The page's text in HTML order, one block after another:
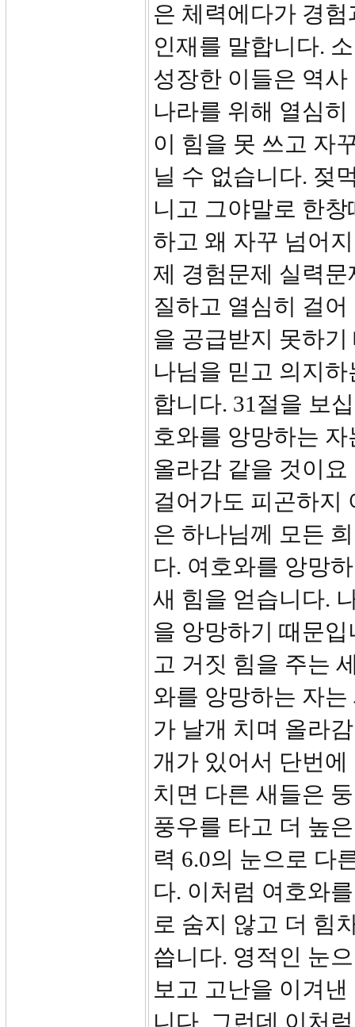
은 체력에다가 경
인재를 말합니다.
성장한 이들은 역
나라를 위해 열심
이 힘을 못 쓰고 자
닐 수 없습니다. 젖
니고 그야말로 한
하고 왜 자꾸 넘어
제 경험문제 실력
질하고 열심히 걸
을 공급받지 못하
나님을 믿고 의지
합니다. 31절을 보
호와를 앙망하는
올라감 같을 것이
걸어가도 피곤하지
은 하나님께 모든
다. 여호와를 앙망
새 힘을 얻습니다.
을 앙망하기 때문
고 거짓 힘을 주는
와를 앙망하는 자
가 날개 치며 올라
개가 있어서 단번
치면 다른 새들은
풍우를 타고 더 높
력 6.0의 눈으로 다
다. 이처럼 여호와
로 숨지 않고 더 힘
씁니다. 영적인 눈
보고 고난을 이겨
니다. 그런데 이처